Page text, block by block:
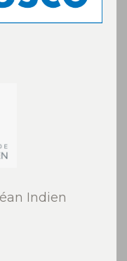
Indien